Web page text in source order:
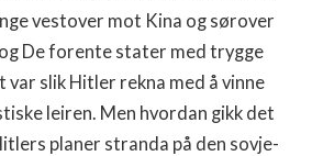
vestover mot Kina og sørover
De forente stater med trygge
var slik Hitler rekna med å vinne
leiren. Men hvordan gikk det
planer stranda på den sovje­